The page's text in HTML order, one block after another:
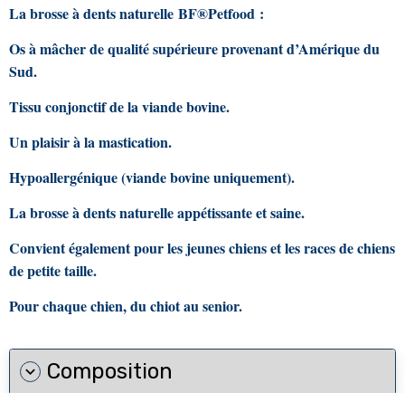
La brosse à dents naturelle BF®Petfood :
Os à mâcher de qualité supérieure provenant d’Amérique du
Sud.
Tissu conjonctif de la viande bovine.
Un plaisir à la mastication.
Hypoallergénique (viande bovine uniquement).
La brosse à dents naturelle appétissante et saine.
Convient également pour les jeunes chiens et les races de chiens
de petite taille.
Pour chaque chien, du chiot au senior.
Composition